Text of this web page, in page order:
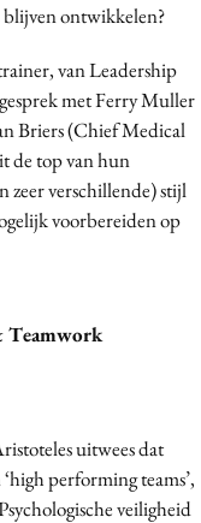
blijven ontwikkelen?
van Leadership
met Ferry Muller
Briers (Chief Medical
de top van hun
zeer verschillende) stijl
voorbereiden op
Teamwork
uitwees dat
‘high performing teams’,
veiligheid